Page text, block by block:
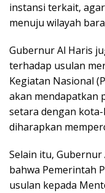
instansi terkait,
menuju wilayah
Gubernur Al Haris
terhadap usulan
Kegiatan Nasional
akan mendapatkan
setara dengan
diharapkan
Selain itu,
bahwa Pemerintah
usulan kepada